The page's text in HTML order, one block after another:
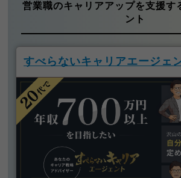
営業職のキャリアアップを支援す
ント
すべらないキャリアエージェ